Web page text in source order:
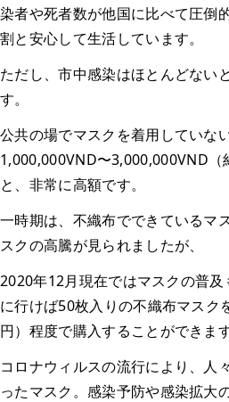
染者や死者数が他国に比べて圧倒
割と安心して生活しています。
ただし、市中感染はほとんどない
す。
公共の場でマスクを着用していな
1,000,000VND〜3,000,000VND（
と、非常に高額です。
一時期は、不織布でできているマ
スクの高騰が見られましたが、
2020年12月現在ではマスクの普
に行けば50枚入りの不織布マスク
円）程度で購入することができます
コロナウィルスの流行により、人
ったマスク。感染予防や感染拡大